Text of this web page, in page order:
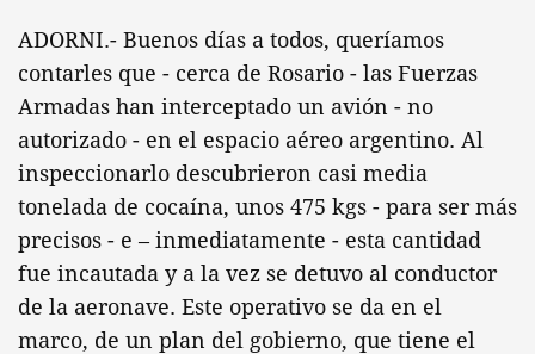
ADORNI.- Buenos días a todos, queríamos
contarles que - cerca de Rosario - las Fuerzas
Armadas han interceptado un avión - no
autorizado - en el espacio aéreo argentino. Al
inspeccionarlo descubrieron casi media
tonelada de cocaína, unos 475 kgs - para ser más
precisos - e – inmediatamente - esta cantidad
fue incautada y a la vez se detuvo al conductor
de la aeronave. Este operativo se da en el
marco, de un plan del gobierno, que tiene el